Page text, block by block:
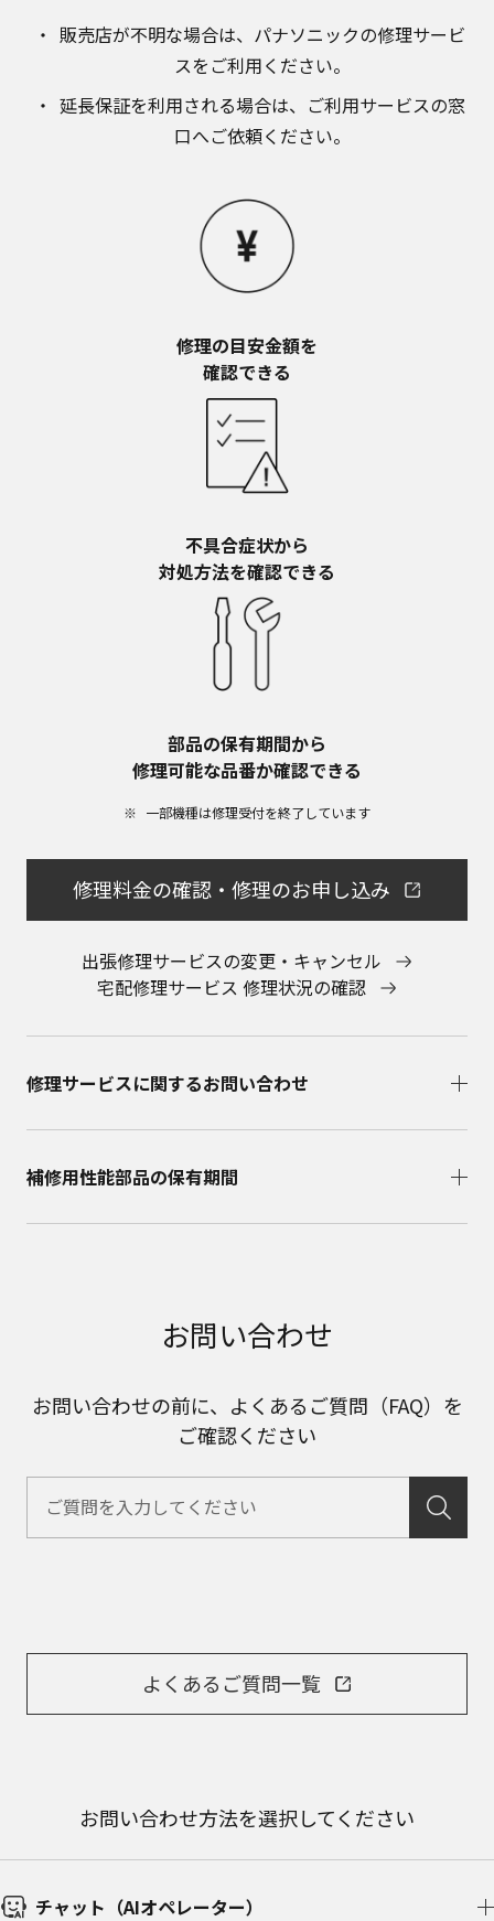
販売店が不明な場合は、​パナソニックの修理サービ
スをご利用ください。​
延長保証を利用される場合は、​ご利用サービスの窓
口へご依頼ください。
修理の目安金額を​
確認できる
不具合症状から​
対処方法を確認できる
部品の保有期間から​
修理可能な品番か確認できる
一部機種は修理受付を終了しています​
修理料金の確認・修理のお申し込み
出張修理サービスの変更・キャンセル
宅配修理サービス 修理状況の確認
修理サービスに関するお問い合わせ​
補修用性能部品の保有期間​
お問い合わせ
お問い合わせの前に、よくあるご質問（FAQ）を
ご確認ください
よくあるご質問一覧
お問い合わせ方法を選択してください
チャット（AIオペレーター）